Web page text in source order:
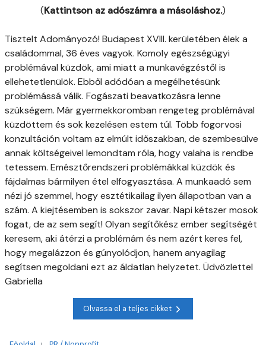
(Kattintson az adószámra a másoláshoz.)
Tisztelt Adományozó! Budapest XVIII. kerületében élek a
családommal, 36 éves vagyok. Komoly egészségügyi
problémával küzdök, ami miatt a munkavégzéstől is
ellehetetlenülök. Ebből adódóan a megélhetésünk
problémássá válik. Fogászati beavatkozásra lenne
szükségem. Már gyermekkoromban rengeteg problémával
küzdöttem és sok kezelésen estem túl. Több fogorvosi
konzultáción voltam az elmúlt időszakban, de szembesülve
annak költségeivel lemondtam róla, hogy valaha is rendbe
tetessem. Emésztőrendszeri problémákkal küzdök és
fájdalmas bármilyen étel elfogyasztása. A munkaadó sem
nézi jó szemmel, hogy esztétikailag ilyen állapotban van a
szám. A kiejtésemben is sokszor zavar. Napi kétszer mosok
fogat, de az sem segít! Olyan segítőkész ember segítségét
keresem, aki átérzi a problémám és nem azért keres fel,
hogy megalázzon és gúnyolódjon, hanem anyagilag
segítsen megoldani ezt az áldatlan helyzetet. Üdvözlettel
Gabriella
Olvassa el a teljes cikket